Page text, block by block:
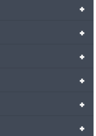
+
+
+
+
+
+